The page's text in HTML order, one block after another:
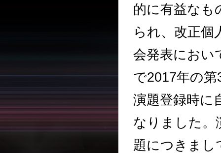
的に有益なも
られ、改正個
会発表におい
で2017年の
演題登録時に
なりました。
題につきまし